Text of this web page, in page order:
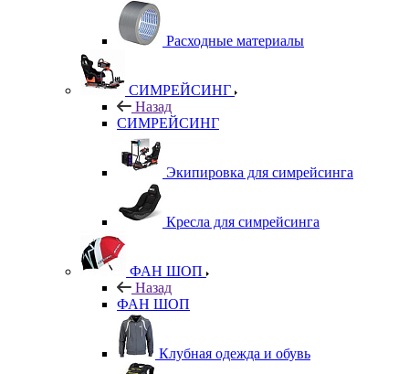
Расходные материалы
СИМРЕЙСИНГ
Назад
СИМРЕЙСИНГ
Экипировка для симрейсинга
Кресла для симрейсинга
ФАН ШОП
Назад
ФАН ШОП
Клубная одежда и обувь